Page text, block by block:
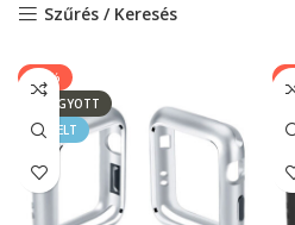
Szűrés / Keresés
-17%
ELFOGYOTT
KIEMELT